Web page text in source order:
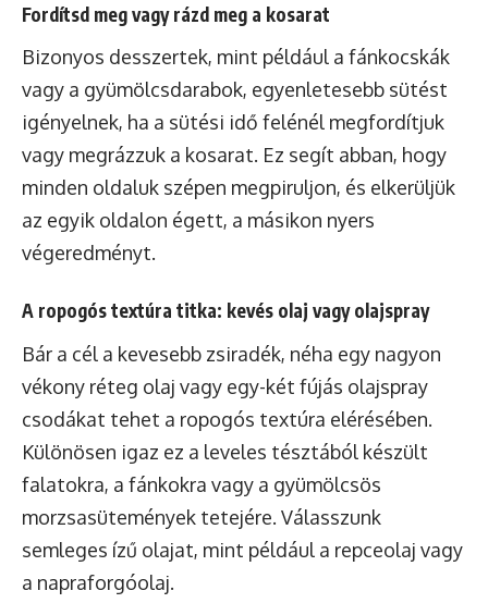
Fordítsd meg vagy rázd meg a kosarat
Bizonyos desszertek, mint például a fánkocskák
vagy a gyümölcsdarabok, egyenletesebb sütést
igényelnek, ha a sütési idő felénél megfordítjuk
vagy megrázzuk a kosarat. Ez segít abban, hogy
minden oldaluk szépen megpiruljon, és elkerüljük
az egyik oldalon égett, a másikon nyers
végeredményt.
A ropogós textúra titka: kevés olaj vagy olajspray
Bár a cél a kevesebb zsiradék, néha egy nagyon
vékony réteg olaj vagy egy-két fújás olajspray
csodákat tehet a ropogós textúra elérésében.
Különösen igaz ez a leveles tésztából készült
falatokra, a fánkokra vagy a gyümölcsös
morzsasütemények tetejére. Válasszunk
semleges ízű olajat, mint például a repceolaj vagy
a napraforgóolaj.